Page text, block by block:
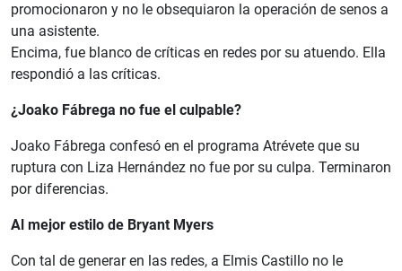
promocionaron y no le obsequiaron la operación de senos a
una asistente.
Encima, fue blanco de críticas en redes por su atuendo. Ella
respondió a las críticas.
¿Joako Fábrega no fue el culpable?
Joako Fábrega confesó en el programa Atrévete que su
ruptura con Liza Hernández no fue por su culpa. Terminaron
por diferencias.
Al mejor estilo de Bryant Myers
Con tal de generar en las redes, a Elmis Castillo no le